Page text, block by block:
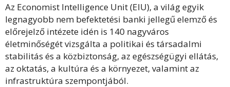
Az Economist Intelligence Unit (EIU), a világ egyik
legnagyobb nem befektetési banki jellegű elemző és
előrejelző intézete idén is 140 nagyváros
életminőségét vizsgálta a politikai és társadalmi
stabilitás és a közbiztonság, az egészségügyi ellátás,
az oktatás, a kultúra és a környezet, valamint az
infrastruktúra szempontjából.